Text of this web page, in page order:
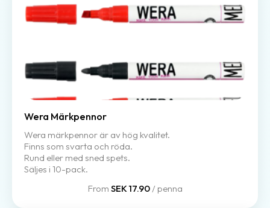
Wera Märkpennor
Wera märkpennor är av hög kvalitet.
Finns som svarta och röda.
Rund eller med sned spets.
Säljes i 10-pack.
From SEK 17.90/ penna